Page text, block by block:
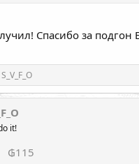
Спасибо за подгон
S_V_F_O
it!
₲115